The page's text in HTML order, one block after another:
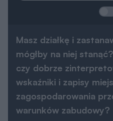
Masz działkę i
mógłby na niej
czy dobrze
wskaźniki i zapisy
zagospodarowania
warunków zabudowy?